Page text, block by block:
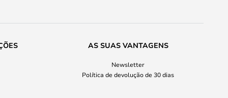
AS SUAS VANTAGENS
Newsletter
Política de devolução de 30 dias